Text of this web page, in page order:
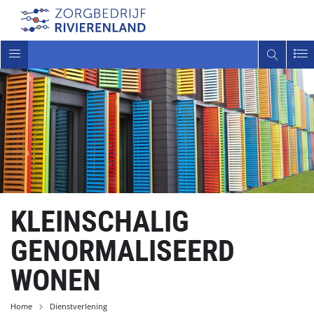
Toggle
navigatie
KLEINSCHALIG
GENORMALISEERD
WONEN
Home Dienstverlening